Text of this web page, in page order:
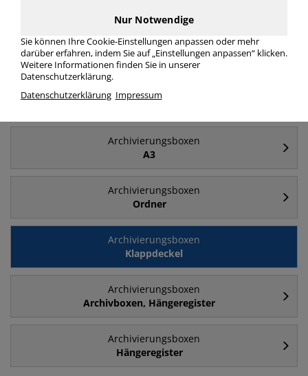
Archivierungsboxen
Deckel
Archivierungsboxen
Archivboxen
Archivierungsboxen
A3
Archivierungsboxen
Ordner
Archivierungsboxen
Klappdeckel
Archivierungsboxen
Archivboxen, Hängeregister
Archivierungsboxen
Hängeregister
Nur Notwendige
Sie können Ihre Cookie-Einstellungen anpassen oder mehr
darüber erfahren, indem Sie auf „Einstellungen anpassen“ klicken.
Weitere Informationen finden Sie in unserer
Datenschutzerklärung.
Datenschutzerklärung Impressum